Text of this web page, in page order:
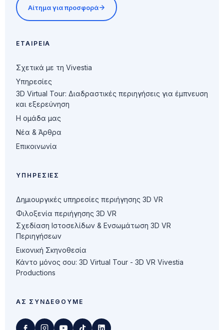
Αίτημα για προσφορά
ΕΤΑΙΡΕΊΑ
Σχετικά με τη Vivestia
Υπηρεσίες
3D Virtual Tour: Διαδραστικές περιηγήσεις για έμπνευση
και εξερεύνηση
Η ομάδα μας
Νέα & Άρθρα
Επικοινωνία
ΥΠΗΡΕΣΊΕΣ
Δημιουργικές υπηρεσίες περιήγησης 3D VR
Φιλοξενία περιήγησης 3D VR
Σχεδίαση Ιστοσελίδων & Ενσωμάτωση 3D VR
Περιηγήσεων
Εικονική Σκηνοθεσία
Κάντο μόνος σου: 3D Virtual Tour - 3D VR Vivestia
Productions
ΑΣ ΣΥΝΔΕΘΟΎΜΕ